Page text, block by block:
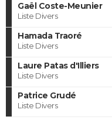
Gaël Coste-Meunier
Liste Divers
Hamada Traoré
Liste Divers
Laure Patas d'Illiers
Liste Divers
Patrice Grudé
Liste Divers